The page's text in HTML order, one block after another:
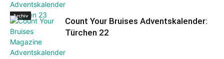
Archiv
Count Your Bruises Adventskalender:
Türchen 22